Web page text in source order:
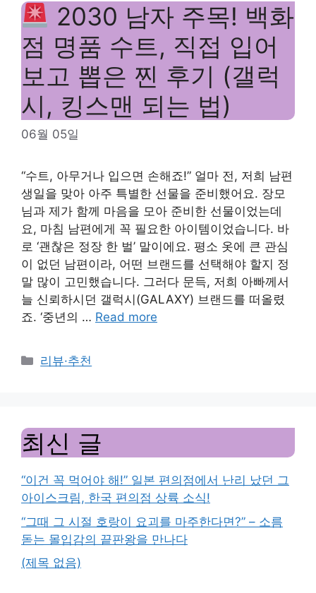
2030 남자 주목! 백화
점 명품 수트, 직접 입어
보고 뽑은 찐 후기 (갤럭
시, 킹스맨 되는 법)
06월 05일
“수트, 아무거나 입으면 손해죠!” 얼마 전, 저희 남편
생일을 맞아 아주 특별한 선물을 준비했어요. 장모
님과 제가 함께 마음을 모아 준비한 선물이었는데
요, 마침 남편에게 꼭 필요한 아이템이었습니다. 바
로 ‘괜찮은 정장 한 벌’ 말이에요. 평소 옷에 큰 관심
이 없던 남편이라, 어떤 브랜드를 선택해야 할지 정
말 많이 고민했습니다. 그러다 문득, 저희 아빠께서
늘 신뢰하시던 갤럭시(GALAXY) 브랜드를 떠올렸
죠. ‘중년의 … Read more
Categories
리뷰·추천
최신 글
“이건 꼭 먹어야 해!” 일본 편의점에서 난리 났던 그
아이스크림, 한국 편의점 상륙 소식!
“그때 그 시절 호랑이 요괴를 마주한다면?” – 소름
돋는 몰입감의 끝판왕을 만나다
(제목 없음)